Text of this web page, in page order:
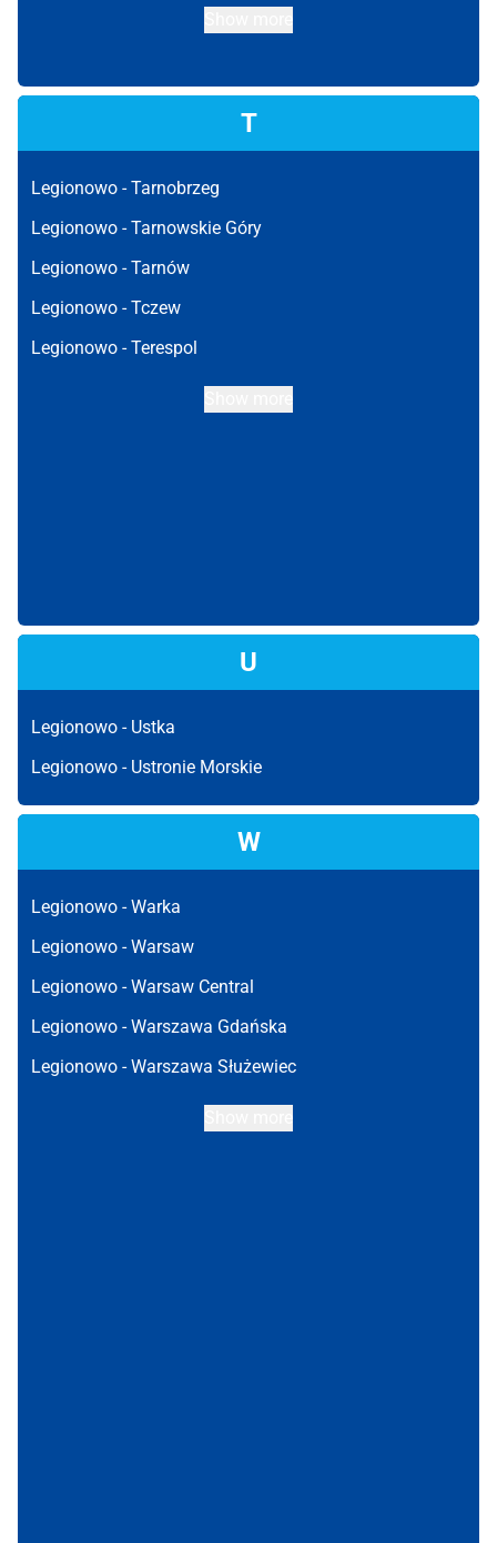
T
Legionowo -Tarnobrzeg
Legionowo -Tarnowskie Góry
Legionowo -Tarnów
Legionowo -Tczew
Legionowo -Terespol
U
Legionowo - Ustka
Legionowo - Ustronie Morskie
W
Legionowo -Warka
Legionowo -Warsaw
Legionowo -Warsaw Central
Legionowo -Warszawa Gdańska
Legionowo -Warszawa Służewiec